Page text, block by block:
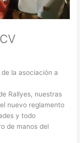
la asociación a
Rallyes, nuestras
nuevo reglamento
y todo
de manos del